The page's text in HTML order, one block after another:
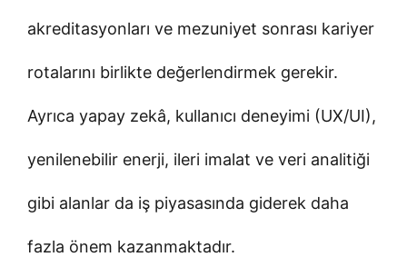
akreditasyonları ve mezuniyet sonrası kariyer
rotalarını birlikte değerlendirmek gerekir.
Ayrıca yapay zekâ, kullanıcı deneyimi (UX/UI),
yenilenebilir enerji, ileri imalat ve veri analitiği
gibi alanlar da iş piyasasında giderek daha
fazla önem kazanmaktadır.